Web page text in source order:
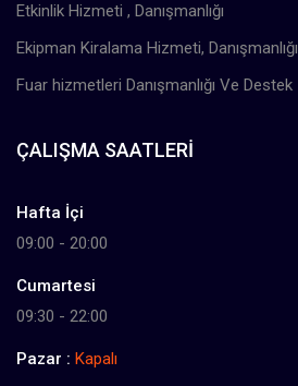
Etkinlik Hizmeti , Danışmanlığı
Ekipman Kiralama Hizmeti, Danışmanlığı
Fuar hizmetleri Danışmanlığı Ve Destek
ÇALIŞMA SAATLERI
Hafta İçi
09:00 - 20:00
Cumartesi
09:30 - 22:00
Pazar : Kapalı